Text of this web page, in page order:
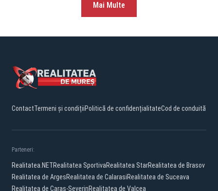
Mai Multe
ContactTermeni și condițiiPolitică de confidențialitateCod de conduită
Parteneri:
Realitatea.NETRealitatea SportivaRealitatea StarRealitatea de Brasov
Realitatea de ArgesRealitatea de CalarasiRealitatea de Suceava
Realitatea de Caras-SeverinRealitatea de Valcea